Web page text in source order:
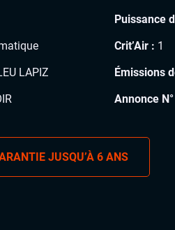
LAPIZ
Puissance
Crit’Air : 1
Émissions
Annonce
JUSQU’À 6 ANS